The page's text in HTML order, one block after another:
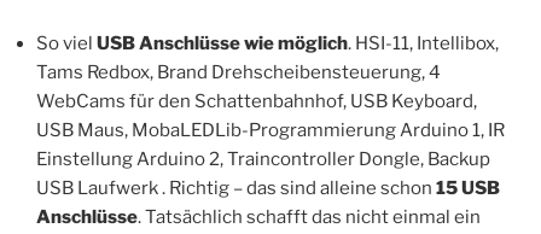
So viel USB Anschlüsse wie möglich. HSI-11, Intellibox,
Tams Redbox, Brand Drehscheibensteuerung, 4
WebCams für den Schattenbahnhof, USB Keyboard,
USB Maus, MobaLEDLib-Programmierung Arduino 1, IR
Einstellung Arduino 2, Traincontroller Dongle, Backup
USB Laufwerk . Richtig – das sind alleine schon 15 USB
Anschlüsse. Tatsächlich schafft das nicht einmal ein